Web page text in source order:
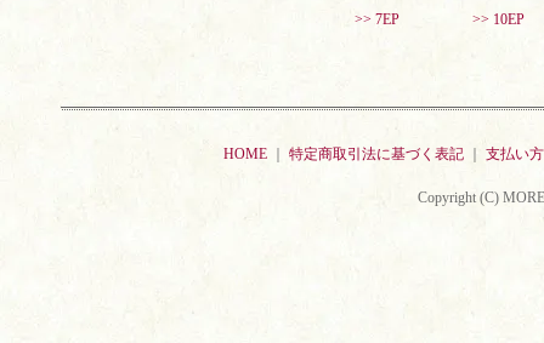
>> 7EP >> 10EP
HOME 特定商取引法に基づく表記 支払い
Copyright (C)